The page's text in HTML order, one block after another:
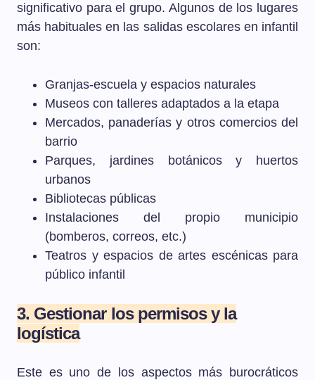
significativo para el grupo. Algunos de los lugares
más habituales en las salidas escolares en infantil
son:
Granjas-escuela y espacios naturales
Museos con talleres adaptados a la etapa
Mercados, panaderías y otros comercios del
barrio
Parques, jardines botánicos y huertos
urbanos
Bibliotecas públicas
Instalaciones del propio municipio
(bomberos, correos, etc.)
Teatros y espacios de artes escénicas para
público infantil
3. Gestionar los permisos y la
logística
Este es uno de los aspectos más burocráticos